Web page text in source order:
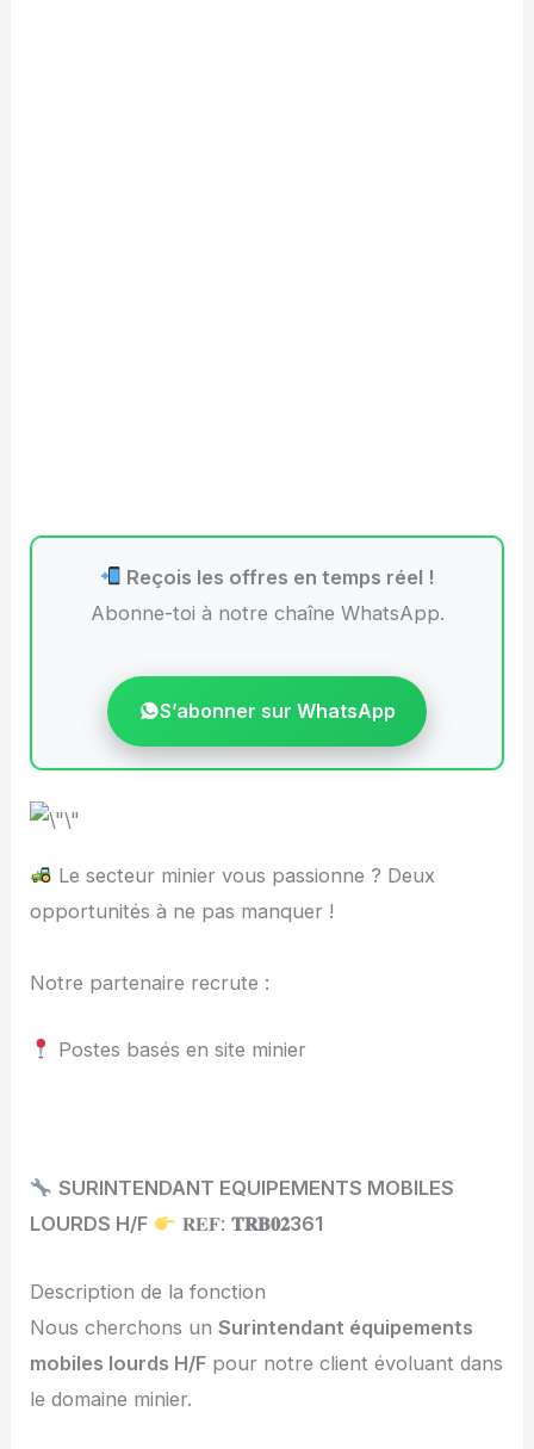
Reçois les offres en temps réel !
Abonne-toi à notre chaîne WhatsApp.
S’abonner sur WhatsApp
Le secteur minier vous passionne ? Deux
opportunités à ne pas manquer !
Notre partenaire recrute :
Postes basés en site minier
SURINTENDANT EQUIPEMENTS MOBILES
LOURDS H/F
𝐑𝐄𝐅: 𝐓𝐑𝐁𝟎𝟐361
Description de la fonction
Nous cherchons unSurintendant équipements
mobiles lourds H/F pour notre client évoluant dans
le domaine minier.